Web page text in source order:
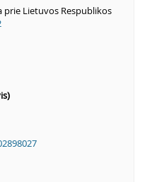
prie Lietuvos Respublikos